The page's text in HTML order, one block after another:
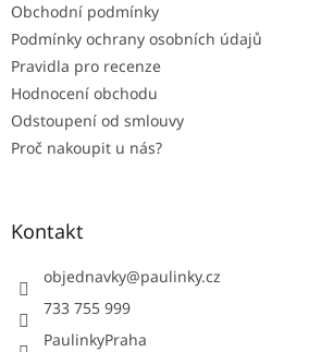
Obchodní podmínky
Podmínky ochrany osobních údajů
Pravidla pro recenze
Hodnocení obchodu
Odstoupení od smlouvy
Proč nakoupit u nás?
Kontakt
objednavky@paulinky.cz
733 755 999
PaulinkyPraha